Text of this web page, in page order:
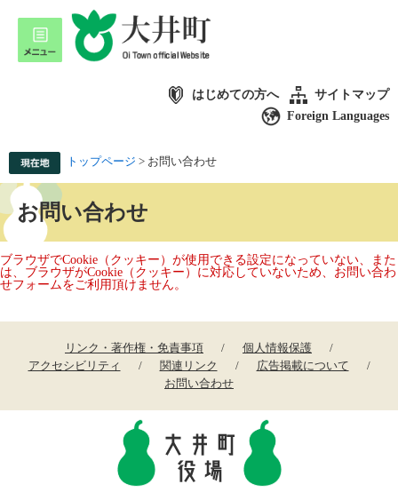
はじめての方へ
サイトマップ
Foreign Languages
トップページ > お問い合わせ
お問い合わせ
ブラウザでCookie（クッキー）が使用できる設定になっていない、また
は、ブラウザがCookie（クッキー）に対応していないため、お問い合わ
せフォームをご利用頂けません。
リンク・著作権・免責事項
個人情報保護
アクセシビリティ
関連リンク
広告掲載について
お問い合わせ